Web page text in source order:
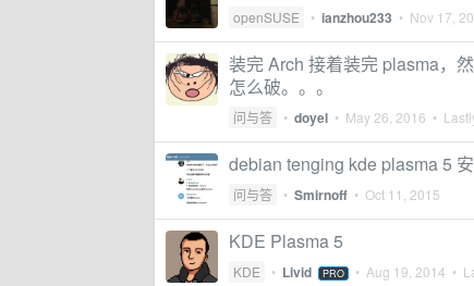
openSUSE • ianzhou233 • Nov 17,
装完 Arch 接着装完 plasma，
怎么破。。。
问与答 • doyel • May 26, 2016 •
debian tenging kde plasma 5
问与答 • Smirnoff • Oct 11, 2015
KDE Plasma 5
KDE • Livid PRO • Aug 19, 2014 •